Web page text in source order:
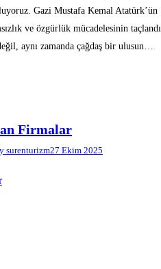
Gazi Mustafa Kemal Atatürk’ün
ve özgürlük mücadelesinin
aynı zamanda çağdaş bir ulusun…
Firmalar
surenturizm27 Ekim 2025